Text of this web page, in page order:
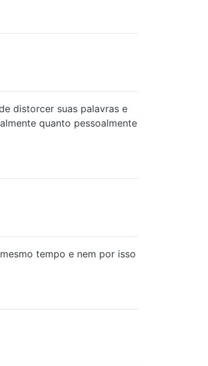
distorcer suas palavras e
quanto pessoalmente
tempo e nem por isso